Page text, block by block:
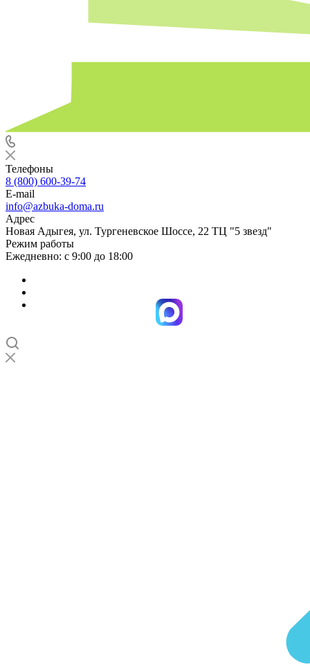
Телефоны
8 (800) 600-39-74
E-mail
info@azbuka-doma.ru
Адрес
Новая Адыгея, ул. Тургеневское Шоссе, 22 ТЦ "5 звезд"
Режим работы
Ежедневно: с 9:00 до 18:00